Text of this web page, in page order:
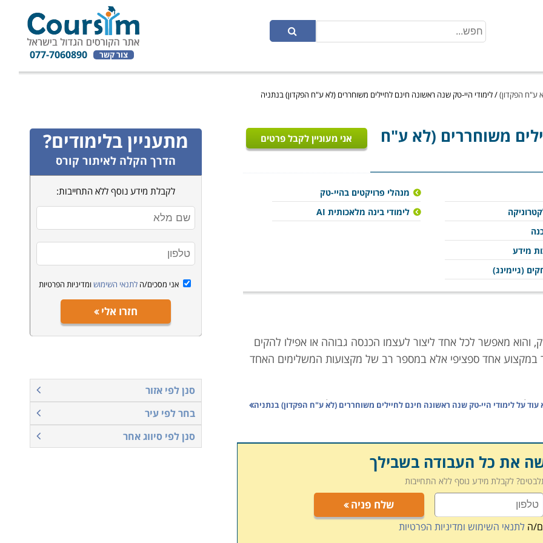
צור קשר 077-7060890
ע"ח הפקדון)/לימודי היי-טק שנה ראשונה חינם לחיילים משוחררים (לא ע"ח הפקדון) בנתניה
משוחררים (לא ע"ח
אני מעוניין לקבל פרטים
מידע
(גיימינג)
מנהלי פרויקטים בהיי-טק
לימודי בינה מלאכותית AI
מאפשר לכל אחד ליצור לעצמו הכנסה גבוהה או אפילו להקים
במקצוע אחד ספציפי אלא במספר רב של מקצועות המשלימים האחד
הרי שענף הסייבר הוא קורס הטייס. הצורך של חברות וארגונים
או הנדסאי ביוטכנולוגיה, אלה הם מסלולים ארוכים ואיכותיים
הנוסף של מסלולים אלה הוא שבחלק מהמכללות יכולים חיילים
הבטחון (לא חלק מהפקדון הצבאי), וכך לשמור את הפקדון
מכללות המאפשרות להשלים את לימודי ההנדסאי ללימודי מהנדס,
עוד עללימודי היי-טק שנה ראשונה חינם לחיילים משוחררים (לא ע"ח הפקדון) בנתניה
את כל העבודה בשבילך
לקבלת מידע נוסף ללא התחייבות
שלח פניה
הלתנאי השימוש ומדיניות הפרטיות
מתעניין בלימודים?
הדרך הקלה לאיתור קורס
לקבלת מידע נוסף ללא התחייבות:
אני מסכים/הלתנאי השימוש ומדיניות הפרטיות
חזרו אלי
סנן לפי אזור
בחר לפי עיר
סנן לפי סיווג אחר